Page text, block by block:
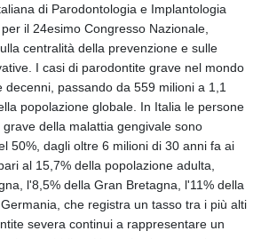
di Parodontologia e Implantologia
il 24esimo Congresso Nazionale,
centralità della prevenzione e sulle
I casi di parodontite grave nel mondo
decenni, passando da 559 milioni a 1,1
popolazione globale. In Italia le persone
della malattia gengivale sono
50%, dagli oltre 6 milioni di 30 anni fa ai
al 15,7% della popolazione adulta,
l'8,5% della Gran Bretagna, l'11% della
che registra un tasso tra i più alti
severa continui a rappresentare un